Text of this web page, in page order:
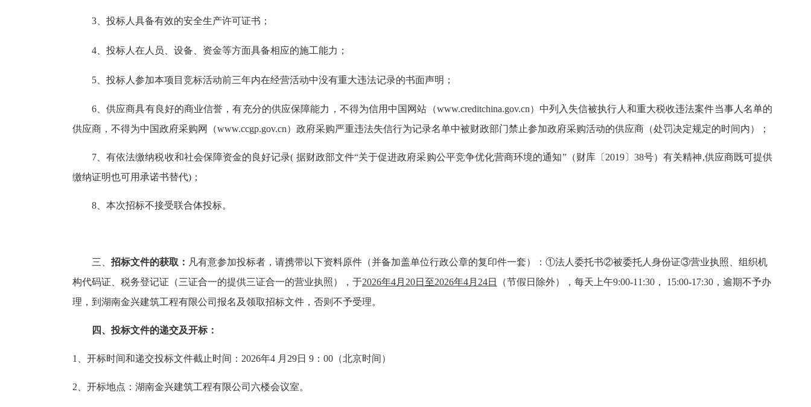
3、投标人具备有效的安全生产许可证书；
4、投标人在人员、设备、资金等方面具备相应的施工能力；
5、投标人参加本项目竞标活动前三年内在经营活动中没有重大违法记录的书面声明；
6、供应商具有良好的商业信誉 ，有充分的供应保障能力，不得为信用中国网站（www.creditchina.gov.cn）中列入失信被执行人和重大税收违法案件当事人名单的
供应商，不得为中国政府采购网（www.ccgp.gov.cn）政府采购严重违法失信行为记录名单中被财政部门禁止参加政府采购活动的供应商（处罚决定规定的时间内）；
7、有依法缴纳税收和社会保障资金的良好记录( 据财政部文件“关于促进政府采购公平竞争优化营商环境的通知”（财库〔2019〕38号）有关精神,供应商既可提供
缴纳证明也可用承诺书替代)；
8、本次招标不接受联合体投标。
三、 招标文件的获取： 凡有意参加投标者，请携带以下资料原件（并备加盖单位行政公章的复印件一套）： ①法人委托书②被委托人身份证③营业执照、组织机
构代码证、税务登记证（三证合一的提供三证合一的营业执照），于2026年4月 20日至2026年4月 24日 （节假日除外），每天上午9:00-11:30， 15:00-1 7:30，逾期不予办
理，到湖南金兴建筑工程有限公司报名及领取招标文件，否则不予受理。
四、投标文件的递交及开标：
1、开标时间和递交投标文件截止时间： 2026年4 月 29日 9：00 （北京时间）
2、开标地点：湖南金兴建筑工程有限公司 六楼会议室。